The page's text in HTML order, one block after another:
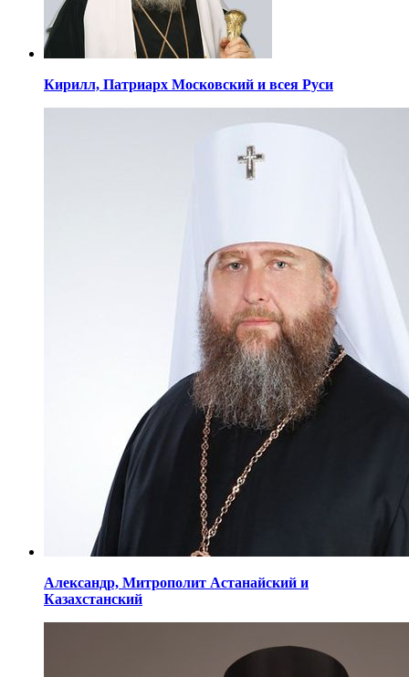
Кирилл, Патриарх Московский и всея Руси
Александр, Митрополит Астанайский и
Казахстанский